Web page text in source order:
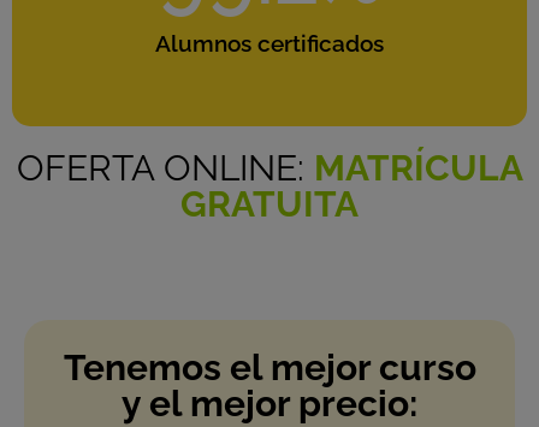
Alumnos certificados
OFERTA ONLINE: MATRÍCULA
GRATUITA
Tenemos el mejor curso
y el mejor precio: